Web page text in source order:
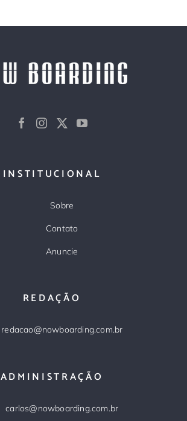
INSTITUCIONAL
Sobre
Contato
Anuncie
REDAÇÃO
redacao@nowboarding.com.br
ADMINISTRAÇÃO
carlos@nowboarding.com.br